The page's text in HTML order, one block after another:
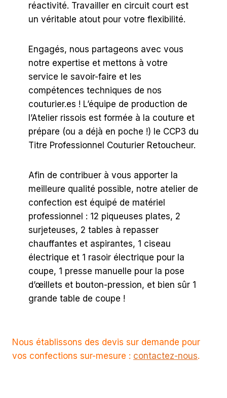
réactivité. Travailler en circuit court est
un véritable atout pour votre flexibilité.
Engagés, nous partageons avec vous
notre expertise et mettons à votre
service le savoir-faire et les
compétences techniques de nos
couturier.es ! L’équipe de production de
l’Atelier rissois est formée à la couture et
prépare (ou a déjà en poche !) le CCP3 du
Titre Professionnel Couturier Retoucheur.
Afin de contribuer à vous apporter la
meilleure qualité possible, notre atelier de
confection est équipé de matériel
professionnel : 12 piqueuses plates, 2
surjeteuses, 2 tables à repasser
chauffantes et aspirantes, 1 ciseau
électrique et 1 rasoir électrique pour la
coupe, 1 presse manuelle pour la pose
d’œillets et bouton-pression, et bien sûr 1
grande table de coupe !
Nous établissons des devis sur demande pour
vos confections sur-mesure : contactez-nous.